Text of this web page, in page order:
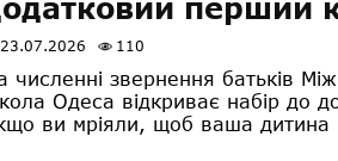
перший
23.07.2026 110
численні звернення батьків
Одеса відкриває набір до
ви мріяли, щоб ваша дитина